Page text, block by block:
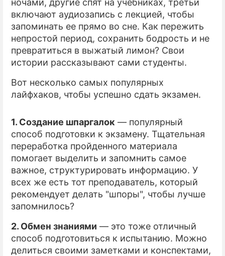
ночами, другие спят на учебниках, третьи
включают аудиозапись с лекцией, чтобы
запоминать ее прямо во сне. Как пережить
непростой период, сохранить бодрость и не
превратиться в выжатый лимон? Свои
истории рассказывают сами студенты.
Вот несколько самых популярных
лайфхаков, чтобы успешно сдать экзамен.
1. Создание шпаргалок — популярный
способ подготовки к экзамену. Тщательная
переработка пройденного материала
помогает выделить и запомнить самое
важное, структурировать информацию. У
всех же есть тот преподаватель, который
рекомендует делать "шпоры", чтобы лучше
запомнилось?
2. Обмен знаниями — это тоже отличный
способ подготовиться к испытанию. Можно
делиться своими заметками и конспектами,